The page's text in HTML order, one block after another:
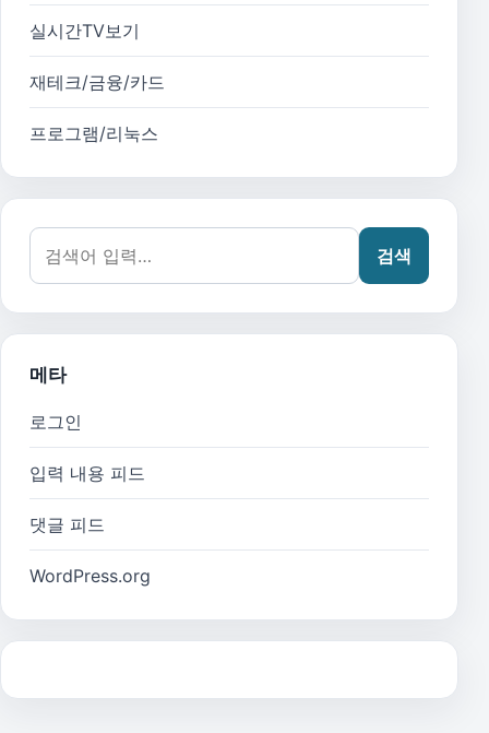
실시간TV보기
재테크/금융/카드
프로그램/리눅스
검색어:
검색
메타
로그인
입력 내용 피드
댓글 피드
WordPress.org